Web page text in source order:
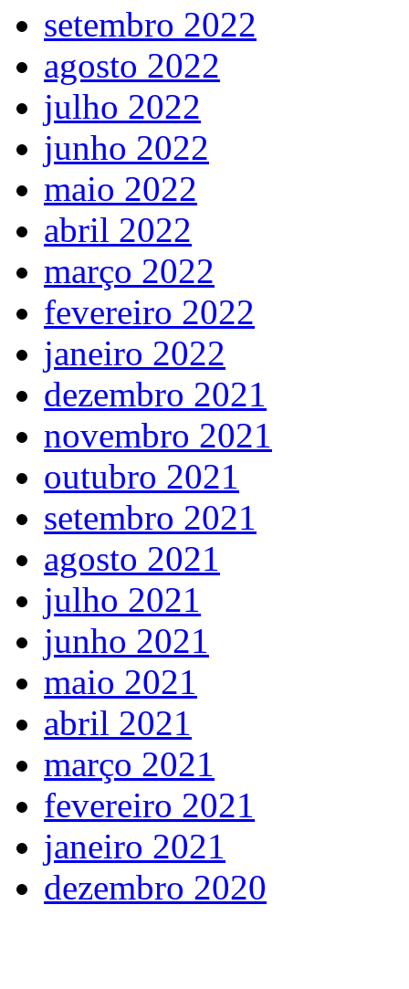
setembro 2022
agosto 2022
julho 2022
junho 2022
maio 2022
abril 2022
março 2022
fevereiro 2022
janeiro 2022
dezembro 2021
novembro 2021
outubro 2021
setembro 2021
agosto 2021
julho 2021
junho 2021
maio 2021
abril 2021
março 2021
fevereiro 2021
janeiro 2021
dezembro 2020